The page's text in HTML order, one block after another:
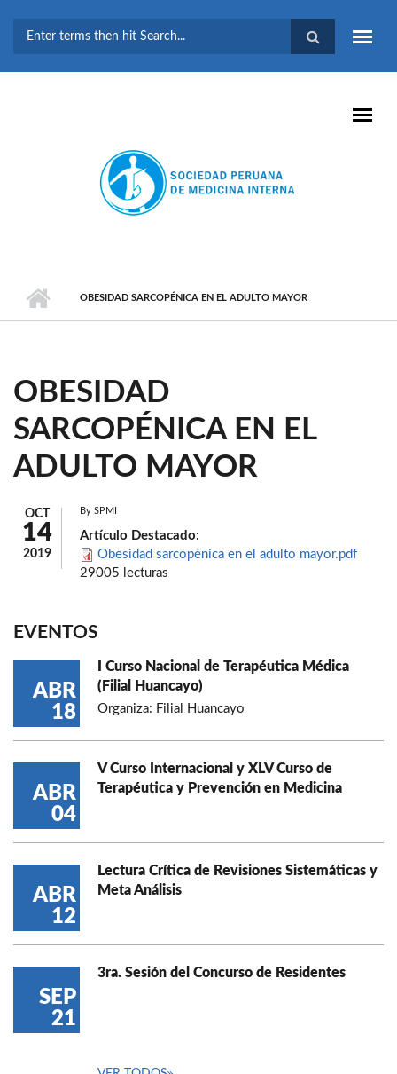
BÚSQUEDA
OBESIDAD SARCOPÉNICA EN EL ADULTO MAYOR
OBESIDAD
SARCOPÉNICA EN EL
ADULTO MAYOR
OCT
14
2019
By SPMI
Artículo Destacado:
Obesidad sarcopénica en el adulto mayor.pdf
29005 lecturas
EVENTOS
ABR
18
I Curso Nacional de Terapéutica Médica
(Filial Huancayo)
Organiza: Filial Huancayo
ABR
04
V Curso Internacional y XLV Curso de
Terapéutica y Prevención en Medicina
ABR
12
Lectura Crítica de Revisiones Sistemáticas y
Meta Análisis
SEP
21
3ra. Sesión del Concurso de Residentes